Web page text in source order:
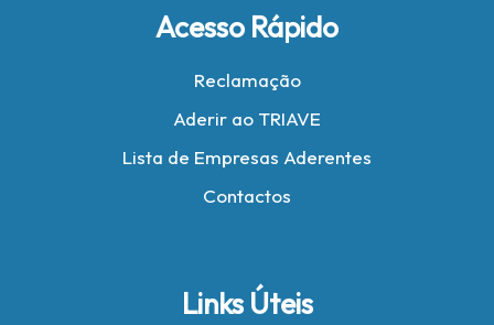
Acesso Rápido
Reclamação
Aderir ao TRIAVE
Lista de Empresas Aderentes
Contactos
Links Úteis